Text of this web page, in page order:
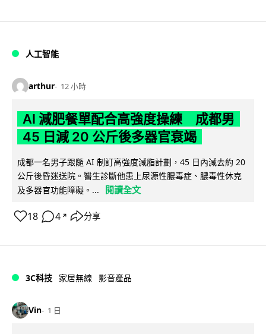
人工智能
arthur 12 小時
AI 減肥餐單配合高強度操練 成都男
45 日減 20 公斤後多器官衰竭
成都一名男子跟隨 AI 制訂高強度減脂計劃，45 日內減去約 20
公斤後昏迷送院。醫生診斷他患上尿源性膿毒症、膿毒性休克
及多器官功能障礙。...
閱讀全文
18 4 ↗ 分享
3C科技 家居無線 影音產品
Vin 1 日